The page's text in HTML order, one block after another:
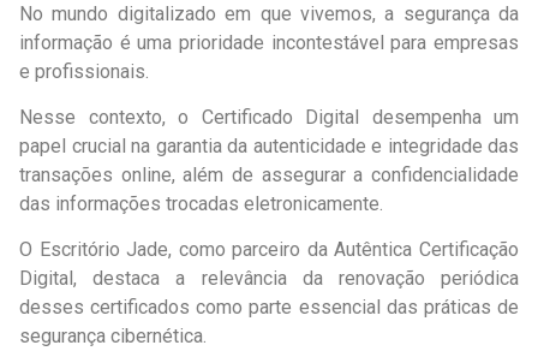
No mundo digitalizado em que vivemos, a segurança da
informação é uma prioridade incontestável para empresas
e profissionais.
Nesse contexto, o Certificado Digital desempenha um
papel crucial na garantia da autenticidade e integridade das
transações online, além de assegurar a confidencialidade
das informações trocadas eletronicamente.
O Escritório Jade, como parceiro da Autêntica Certificação
Digital, destaca a relevância da renovação periódica
desses certificados como parte essencial das práticas de
segurança cibernética.